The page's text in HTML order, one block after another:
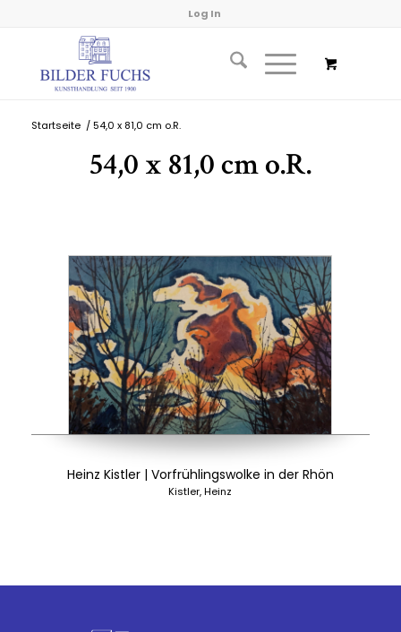
Log In
Startseite / 54,0 x 81,0 cm o.R.
54,0 x 81,0 cm o.R.
Heinz Kistler | Vorfrühlingswolke in der Rhön
Kistler, Heinz